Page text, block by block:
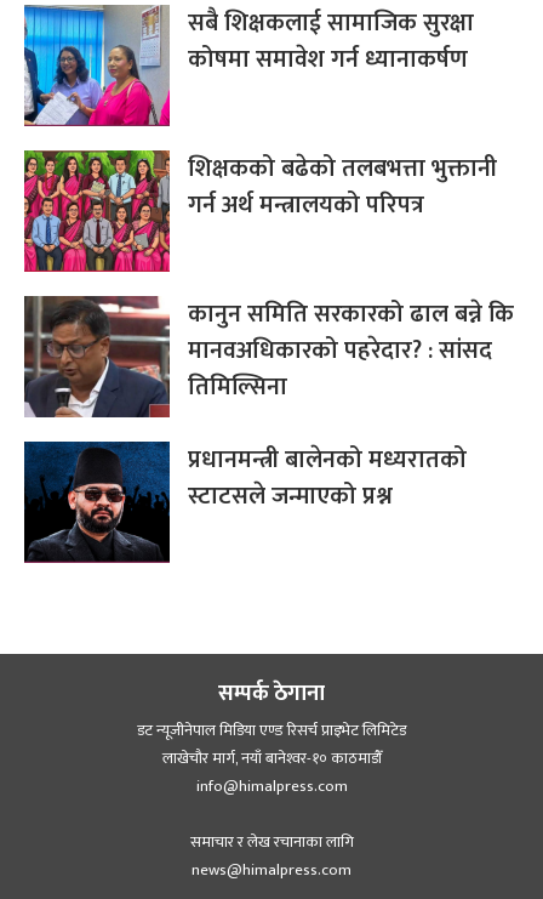
सबै शिक्षकलाई सामाजिक सुरक्षा
कोषमा समावेश गर्न ध्यानाकर्षण
शिक्षकको बढेको तलबभत्ता भुक्तानी
गर्न अर्थ मन्त्रालयको परिपत्र
कानुन समिति सरकारको ढाल बन्ने कि
मानवअधिकारको पहरेदार? : सांसद
तिमिल्सिना
प्रधानमन्त्री बालेनको मध्यरातको
स्टाटसले जन्माएको प्रश्न
सम्पर्क ठेगाना
डट न्यूजीनेपाल मिडिया एण्ड रिसर्च प्राइभेट लिमिटेड
लाखेचौर मार्ग, नयाँ बानेश्‍वर-१० काठमाडौँ
info@himalpress.com
समाचार र लेख रचानाका लागि
news@himalpress.com